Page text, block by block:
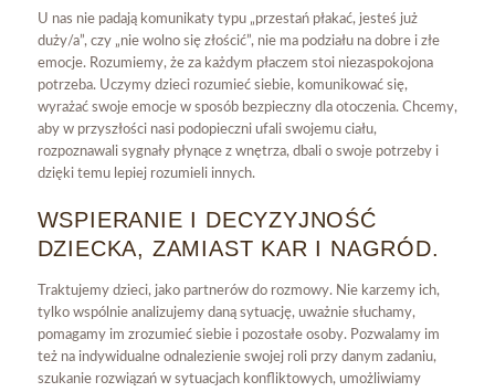
U nas nie padają komunikaty typu „przestań płakać, jesteś już
duży/a”, czy „nie wolno się złościć”, nie ma podziału na dobre i złe
emocje. Rozumiemy, że za każdym płaczem stoi niezaspokojona
potrzeba. Uczymy dzieci rozumieć siebie, komunikować się,
wyrażać swoje emocje w sposób bezpieczny dla otoczenia. Chcemy,
aby w przyszłości nasi podopieczni ufali swojemu ciału,
rozpoznawali sygnały płynące z wnętrza, dbali o swoje potrzeby i
dzięki temu lepiej rozumieli innych.
WSPIERANIE I DECYZYJNOŚĆ
DZIECKA, ZAMIAST KAR I NAGRÓD.
Traktujemy dzieci, jako partnerów do rozmowy. Nie karzemy ich,
tylko wspólnie analizujemy daną sytuację, uważnie słuchamy,
pomagamy im zrozumieć siebie i pozostałe osoby. Pozwalamy im
też na indywidualne odnalezienie swojej roli przy danym zadaniu,
szukanie rozwiązań w sytuacjach konfliktowych, umożliwiamy